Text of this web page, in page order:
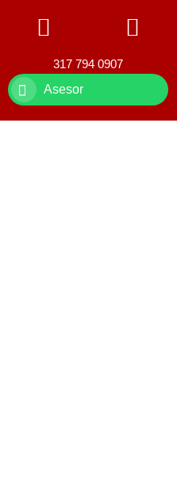
317 794 0907
Asesor